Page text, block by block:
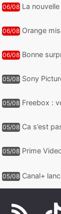
06/08 La
06/08 Orange
06/08 Bonne
05/08 Sony
05/08 Freebox :
05/08 Ca s’est
05/08 Prime
05/08 Canal+